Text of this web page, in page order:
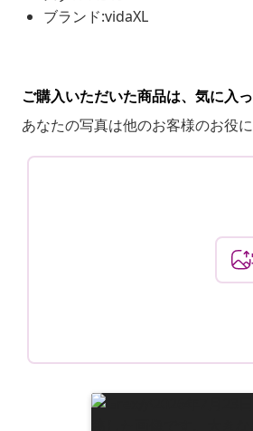
ブランド:vidaXL
ご購入いただいた商品は、気に入
あなたの写真は他のお客様のお役